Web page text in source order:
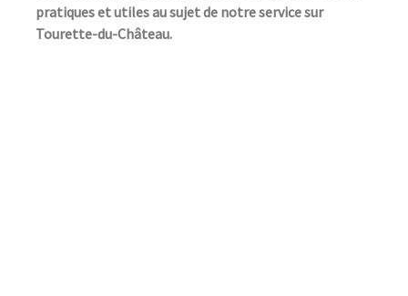
pratiques et utiles au sujet de notre service sur
Tourette-du-Château.